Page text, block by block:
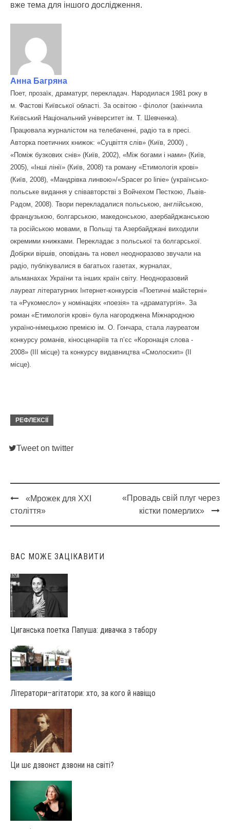
вже тема для іншого дослідження.
Анна Багряна
Поет, прозаїк, драматург, перекладач. Народилася 1981 року в
м. Фастові Київської області. За освітою - філолог (закінчила
Київський Національний університет ім. Т. Шевченка).
Працювала журналістом на телебаченні, радіо та в пресі.
Авторка поетичних книжок: «Суцвіття слів» (Київ, 2000) ,
«Поміж бузкових снів» (Київ, 2002), «Між богами і нами» (Київ,
2005), «Інші лінії» (Київ, 2008) та роману «Етимологія крові»
(Київ, 2008), «Мандрівка линвою»/«Spacer po linie» (українсько-
польське видання у співавторстві з Войчехом Песткою, Львів-
Радом, 2008). Твори перекладалися польською, англійською,
французькою, болгарською, македонською, азербайджанською
та російською мовами, в Польщі та Азербайджані виходили
окремими книжками. Перекладає з польської та болгарської.
Добірки віршів, оповідань та новел неодноразово звучали на
радіо, публікувалися в багатьох газетах, журналах,
альманахах України та інших країн світу. Неодноразовий
лауреат літературних Інтернет-конкурсів «Поетичні майстерні»
та «Рукомесло» у номінаціях «поезія» та «драматургія». За
роман «Етимологія крові» була нагороджена Міжнародною
україно-німецькою премією ім. О. Гончара, стала лауреатом
конкурсу романів, кіносценаріїв та п’єс «Коронація слова -
2008» (ІІІ місце) та конкурсу видавництва «Смолоскип» (ІІ
місце).
РЕФЛЕКСІЇ
Tweet on twitter
Post
navigation
«Мрожек для ХХI
століття»
«Провадь свій плуг через
кістки померлих»
ВАС МОЖЕ ЗАЦІКАВИТИ
Циганська поетка Папуша: дивачка з табору
Літератори–агітатори: хто, за кого й навіщо
Ци шє дзвонєт дзвони на світі?